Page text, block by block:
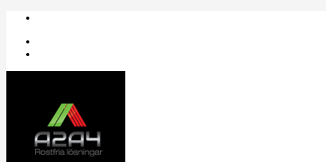
Sök bland artiklar